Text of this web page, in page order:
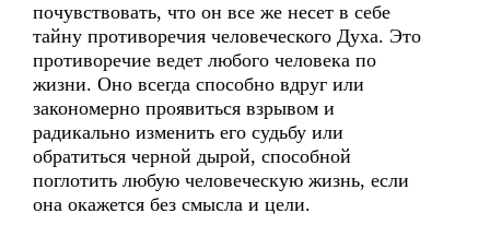
почувствовать, что он все же несет в себе
тайну противоречия человеческого Духа. Это
противоречие ведет любого человека по
жизни. Оно всегда способно вдруг или
закономерно проявиться взрывом и
радикально изменить его судьбу или
обратиться черной дырой, способной
поглотить любую человеческую жизнь, если
она окажется без смысла и цели.